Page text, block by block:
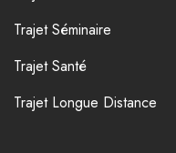
Trajet Séminaire
Trajet Santé
Trajet Longue Distance